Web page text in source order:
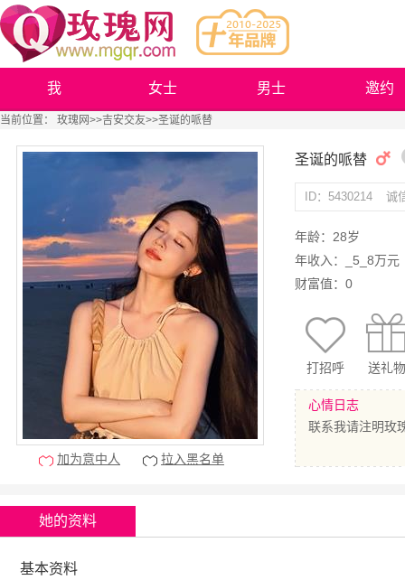
我 女士 男士 邀约
当前位置： 玫瑰网>>吉安交友>>圣诞的哌替
圣诞的哌替
ID：5430214 诚
年龄：28岁
年收入：_5_8万元
财富值：0
打招呼 送礼物
心情日志
联系我请注明玫
加为意中人 拉入黑名单
她的资料
基本资料